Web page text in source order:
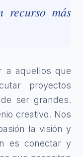
más
a aquellos que
proyectos
ser grandes.
creativo. Nos
la visión y
es conectar y